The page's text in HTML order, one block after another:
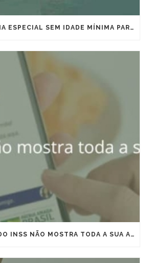
APOSENTADORIA ESPECIAL SEM IDADE MÍNIMA PARA MARÍTIMOS E OFFSHORE: VITÓRIA IMPORTANTE, MAS QUE EXIGE ESTRATÉGIA
O SIMULADOR DO INSS NÃO MOSTRA TODA A SUA APOSENTADORIA